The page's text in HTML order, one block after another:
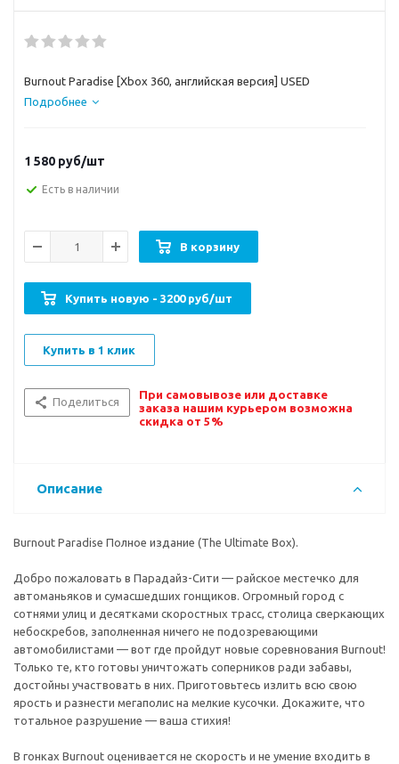
Burnout Paradise [Xbox 360, английская версия] USED
Подробнее
1 580 руб/шт
Есть в наличии
В корзину
Купить новую - 3200 руб/шт
Купить в 1 клик
Поделиться
При самовывозе или доставке
заказа нашим курьером возможна
скидка от 5%
Описание
Burnout Paradise Полное издание (The Ultimate Box).
Добро пожаловать в Парадайз-Сити — райское местечко для
автоманьяков и сумасшедших гонщиков. Огромный город с
сотнями улиц и десятками скоростных трасс, столица сверкающих
небоскребов, заполненная ничего не подозревающими
автомобилистами — вот где пройдут новые соревнования Burnout!
Только те, кто готовы уничтожать соперников ради забавы,
достойны участвовать в них. Приготовьтесь излить всю свою
ярость и разнести мегаполис на мелкие кусочки. Докажите, что
тотальное разрушение — ваша стихия!
В гонках Burnout оценивается не скорость и не умение входить в